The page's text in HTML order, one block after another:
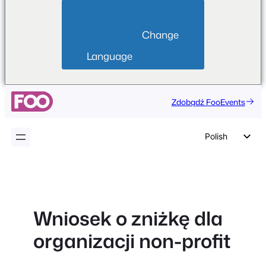
Language
Przejdź
Zdobądź FooEvents
Polish
Spanish
Italian
Wniosek o zniżkę dla
organizacji non-profit